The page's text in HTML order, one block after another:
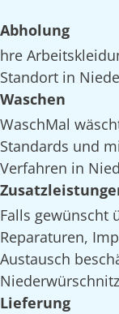
Abholung
hre
Standort in
Waschen
WaschMal
Standards und
Verfahren in
Falls gewünscht
Reparaturen,
Austausch
Lieferung